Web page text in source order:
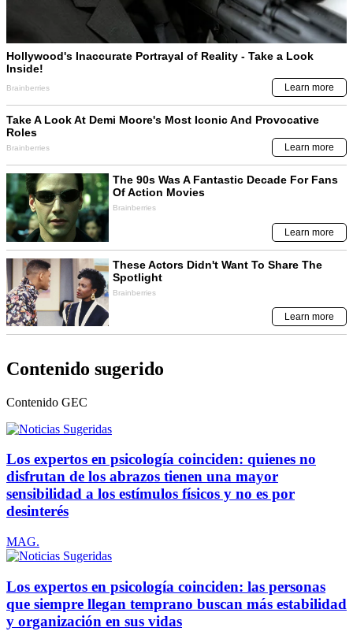
Contenido sugerido
Contenido GEC
Los expertos en psicología coinciden: quienes no
disfrutan de los abrazos tienen una mayor
sensibilidad a los estímulos físicos y no es por
desinterés
MAG.
Los expertos en psicología coinciden: las personas
que siempre llegan temprano buscan más estabilidad
y organización en sus vidas